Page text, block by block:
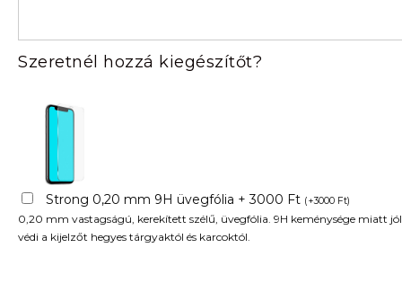
Szeretnél hozzá kiegészítőt?
Strong 0,20 mm 9H üvegfólia + 3000 Ft (+3000 Ft)
0,20 mm vastagságú, kerekített szélű, üvegfólia. 9H keménysége miatt jól
védi a kijelzőt hegyes tárgyaktól és karcoktól.